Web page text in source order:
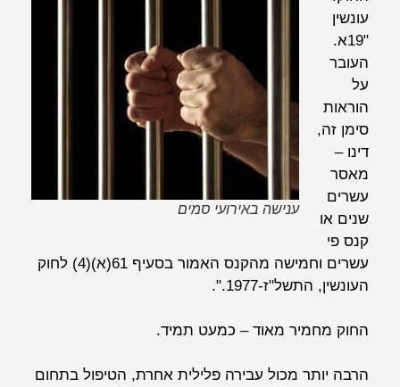
ענישה באירועי סמים
עונשין
"19א.
העובר
על
הוראות
סימן זה,
דינו –
מאסר
עשרים
שנים או
קנס פי
עשרים וחמישה מהקנס האמור בסעיף 61(א)(4) לחוק
העונשין, התשל"ז-1977.".
החוק מחמיר מאוד – כמעט תמיד.
הרבה יותר מכול עבירה פלילית אחרת, הטיפול בתחום